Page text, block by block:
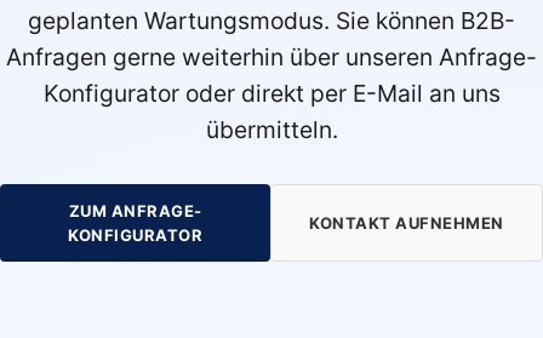
geplanten Wartungsmodus. Sie können B2B-
Anfragen gerne weiterhin über unseren Anfrage-
Konfigurator oder direkt per E-Mail an uns
übermitteln.
ZUM ANFRAGE-
KONFIGURATOR
KONTAKT AUFNEHMEN